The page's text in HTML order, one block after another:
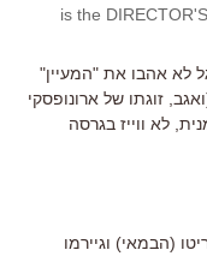
is the
לא אהבו את "המעיין"
זוגתו של ארונופסקי
לא ווייז בגרסה
(הבמאי) וגיירמו